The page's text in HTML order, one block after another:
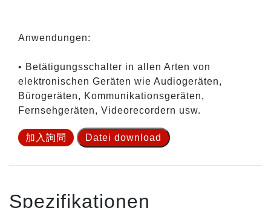
Anwendungen:
• Betätigungsschalter in allen Arten von
elektronischen Geräten wie Audiogeräten,
Bürogeräten, Kommunikationsgeräten,
Fernsehgeräten, Videorecordern usw.
加入詢問 Datei download
Spezifikationen